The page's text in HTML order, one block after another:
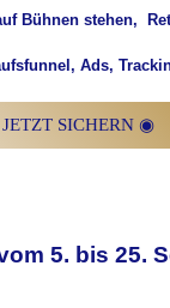
Bühnen stehen,
Ads,
SICHERN ◉
5. bis 25.